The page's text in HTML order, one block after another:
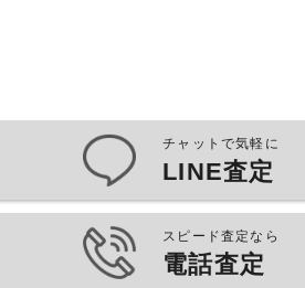
チャットで気軽に
LINE査定
スピード査定なら
電話査定